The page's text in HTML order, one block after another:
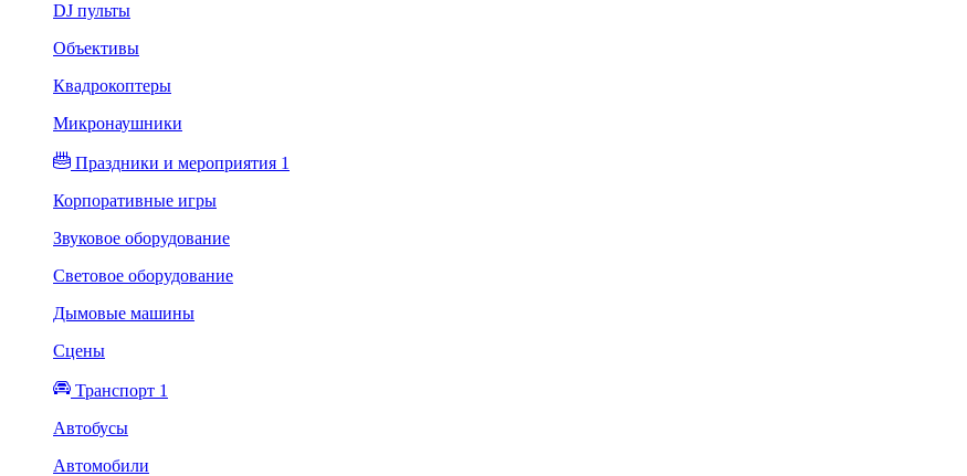
DJ пульты
Объективы
Квадрокоптеры
Микронаушники
Праздники и мероприятия 1
Корпоративные игры
Звуковое оборудование
Световое оборудование
Дымовые машины
Сцены
Транспорт 1
Автобусы
Автомобили